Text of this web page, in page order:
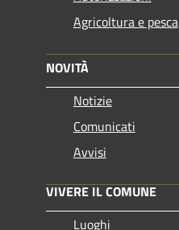
Agricoltura e pesca
NOVITÀ
Notizie
Comunicati
Avvisi
VIVERE IL COMUNE
Luoghi